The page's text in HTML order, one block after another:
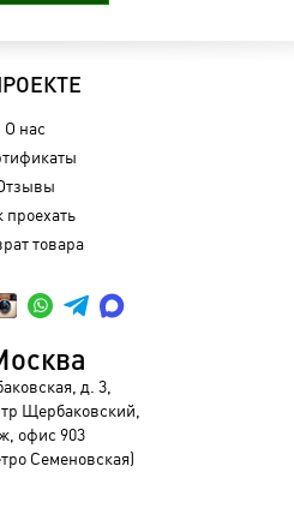
О нас
проехать
товара
д. 3,
Щербаковский,
офис 903
Семеновская)